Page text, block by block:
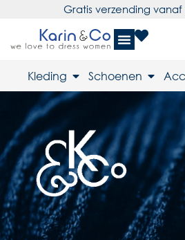
Gratis verzending vanaf
Kleding Schoenen